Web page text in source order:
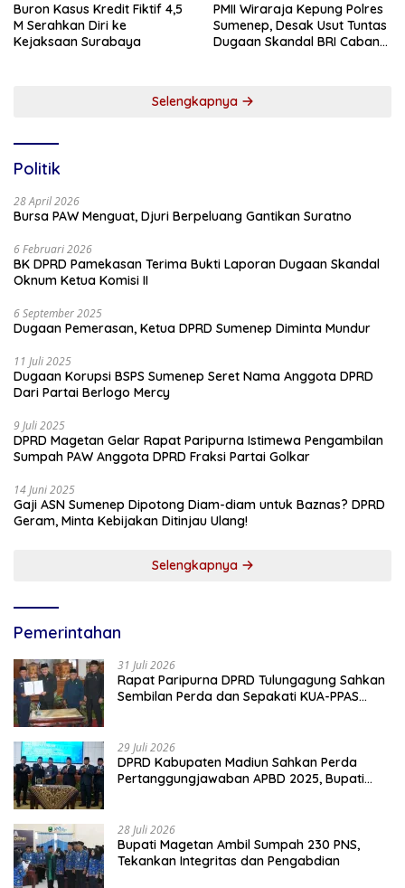
Buron Kasus Kredit Fiktif 4,5
M Serahkan Diri ke
Kejaksaan Surabaya
PMII Wiraraja Kepung Polres
Sumenep, Desak Usut Tuntas
Dugaan Skandal BRI Cabang
Selengkapnya
Politik
28 April 2026
Bursa PAW Menguat, Djuri Berpeluang Gantikan Suratno
6 Februari 2026
BK DPRD Pamekasan Terima Bukti Laporan Dugaan Skandal
Oknum Ketua Komisi II
6 September 2025
Dugaan Pemerasan, Ketua DPRD Sumenep Diminta Mundur
11 Juli 2025
Dugaan Korupsi BSPS Sumenep Seret Nama Anggota DPRD
Dari Partai Berlogo Mercy
9 Juli 2025
DPRD Magetan Gelar Rapat Paripurna Istimewa Pengambilan
Sumpah PAW Anggota DPRD Fraksi Partai Golkar
14 Juni 2025
Gaji ASN Sumenep Dipotong Diam-diam untuk Baznas? DPRD
Geram, Minta Kebijakan Ditinjau Ulang!
Selengkapnya
Pemerintahan
31 Juli 2026
Rapat Paripurna DPRD Tulungagung Sahkan
Sembilan Perda dan Sepakati KUA-PPAS
29 Juli 2026
DPRD Kabupaten Madiun Sahkan Perda
Pertanggungjawaban APBD 2025, Bupati
28 Juli 2026
Bupati Magetan Ambil Sumpah 230 PNS,
Tekankan Integritas dan Pengabdian